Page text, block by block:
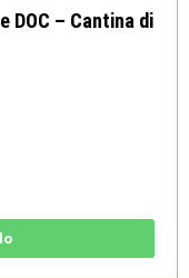
DOC – Cantina di